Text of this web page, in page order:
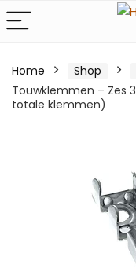
Home Shop
Touwklemmen – Zes
totale klemmen)